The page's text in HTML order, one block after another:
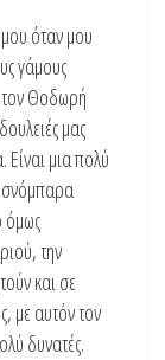
όταν μου
γάμους
τον Θοδωρή
μας
Είναι μια πολύ
σνόμπαρα
όμως
την
και σε
με αυτόν τον
δυνατές.